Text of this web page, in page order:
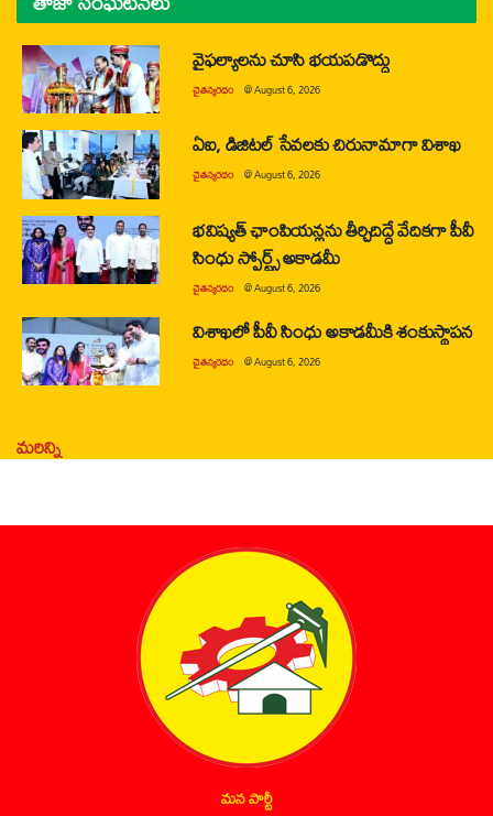
వైఫల్యాలను చూసి భయపడొద్దు
చైతన్యరధం @August 6, 2026
ఏఐ, డిజిటల్ సేవలకు చిరునామాగా విశాఖ
చైతన్యరధం @August 6, 2026
భవిష్యత్ ఛాంపియన్లను తీర్చిదిద్దే వేదికగా పీవీ
సింధు స్పోర్ట్స్ అకాడమీ
చైతన్యరధం @August 6, 2026
విశాఖలో పీవీ సింధు అకాడమీకి శంకుస్థాపన
చైతన్యరధం @August 6, 2026
మరిన్ని
మన పార్టీ